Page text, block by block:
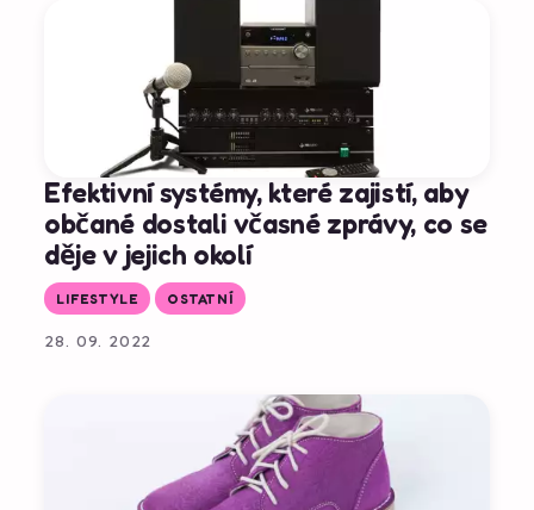
Efektivní systémy, které zajistí, aby
občané dostali včasné zprávy, co se
děje v jejich okolí
LIFESTYLE OSTATNÍ
28. 09. 2022